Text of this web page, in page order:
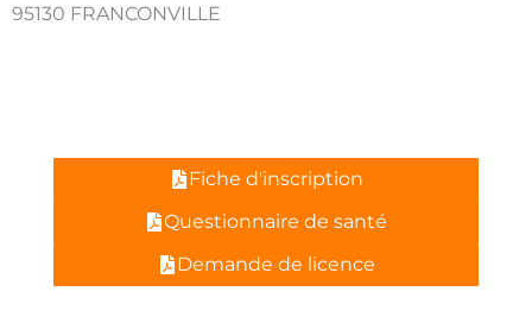
95130 FRANCONVILLE
Fiche d'inscription
Questionnaire de santé
Demande de licence